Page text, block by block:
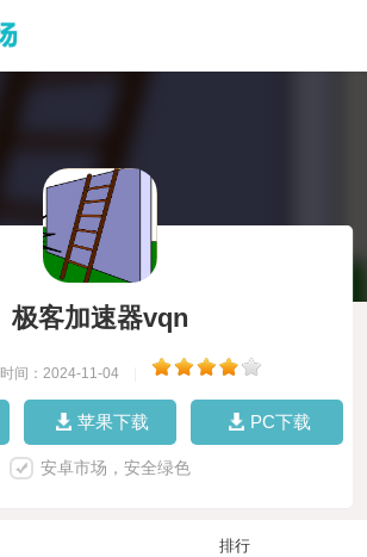
极客加速器vqn
时间：2024-11-04
苹果下载 PC下载
安卓市场，安全绿色
排行